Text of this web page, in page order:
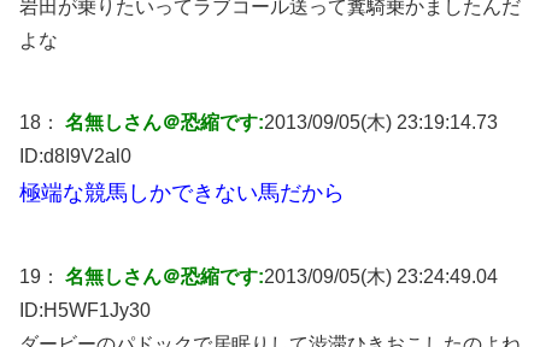
岩田が乗りたいってラブコール送って糞騎乗かましたんだ
よな
18： 名無しさん＠恐縮です:2013/09/05(木) 23:19:14.73
ID:d8I9V2al0
極端な競馬しかできない馬だから
19： 名無しさん＠恐縮です:2013/09/05(木) 23:24:49.04
ID:H5WF1Jy30